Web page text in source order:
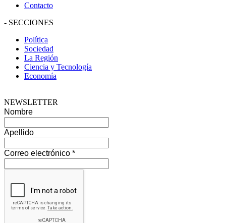
Contacto
- SECCIONES
Política
Sociedad
La Región
Ciencia y Tecnología
Economía
NEWSLETTER
Nombre
Apellido
Correo electrónico *